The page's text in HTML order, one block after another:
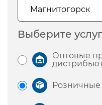
Выберите
Оптовые